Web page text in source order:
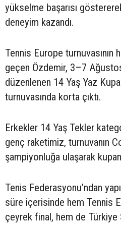
yükselme başarısı
deneyim kazandı.
Tennis Europe turnuvasının
geçen Özdemir, 3–7
düzenlenen 14 Yaş Yaz
turnuvasında korta çıktı.
Erkekler 14 Yaş Tekler
genç raketimiz, turnuvanın
şampiyonluğa ulaşarak
Tenis Federasyonu’ndan
süre içerisinde hem Tennis
çeyrek final, hem de Türkiye